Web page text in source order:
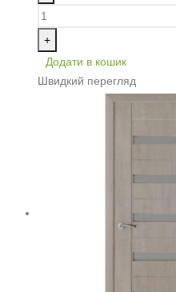
+
Додати в кошик
Швидкий перегляд